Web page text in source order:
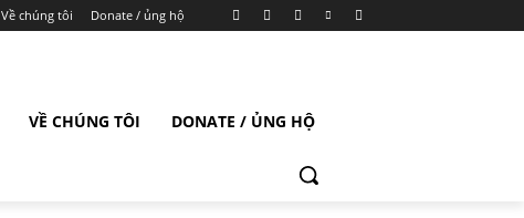
Về chúng tôi Donate / ủng hộ
VỀ CHÚNG TÔI DONATE / ỦNG HỘ